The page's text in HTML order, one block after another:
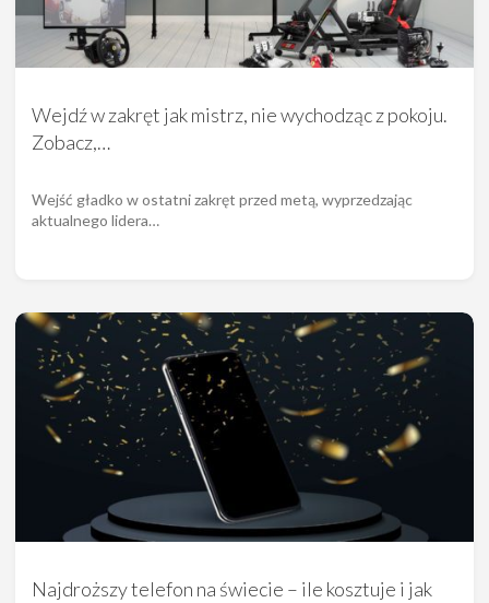
Wejdź w zakręt jak mistrz, nie wychodząc z pokoju.
Zobacz,…
Wejść gładko w ostatni zakręt przed metą, wyprzedzając
aktualnego lidera…
Najdroższy telefon na świecie – ile kosztuje i jak